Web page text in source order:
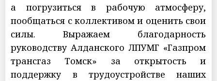
а погрузиться в рабочую атмосферу,
пообщаться с коллективом и оценить свои
силы. Выражаем благодарность
руководству Алданского ЛПУМГ «Газпром
трансгаз Томск» за открытость и
поддержку в трудоустройстве наших